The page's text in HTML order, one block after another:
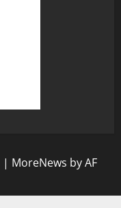
| MoreNews by AF